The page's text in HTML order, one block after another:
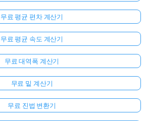
무료 평균 편차 계산기
무료 평균 속도 계산기
무료 대역폭 계산기
무료 밑 계산기
무료 진법 변환기